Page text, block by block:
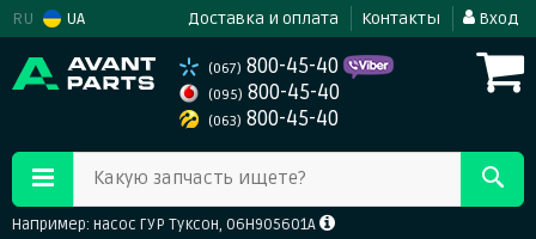
RU UA Доставка и оплата Контакты Вход
(067) 800-45-40
(095) 800-45-40
(063) 800-45-40
Какую запчасть ищете?
Например: насос ГУР Туксон, 06H905601A